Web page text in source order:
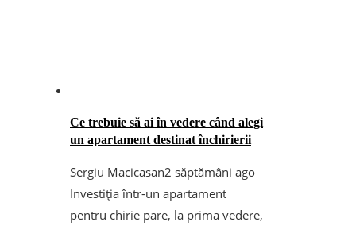
Ce trebuie să ai în vedere când alegi
un apartament destinat închirierii
Sergiu Macicasan2 săptămâni ago
Investiția într-un apartament
pentru chirie pare, la prima vedere,